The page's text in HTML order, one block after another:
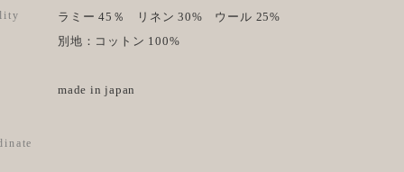
ラミー 45％ リネン 30% ウール 25%
別地：コットン 100%
made in japan